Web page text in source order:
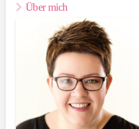
Über mich